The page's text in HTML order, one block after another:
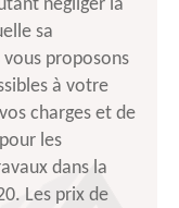
négliger la
sa
proposons
à votre
charges et de
les
dans la
Les prix de